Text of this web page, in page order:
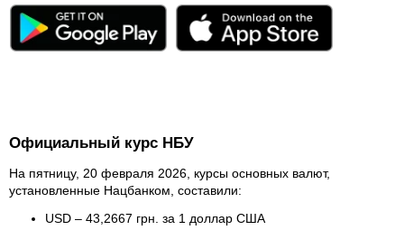
Официальный курс НБУ
На пятницу, 20 февраля 2026, курсы основных валют,
установленные Нацбанком, составили:
USD – 43,2667 грн. за 1 доллар США